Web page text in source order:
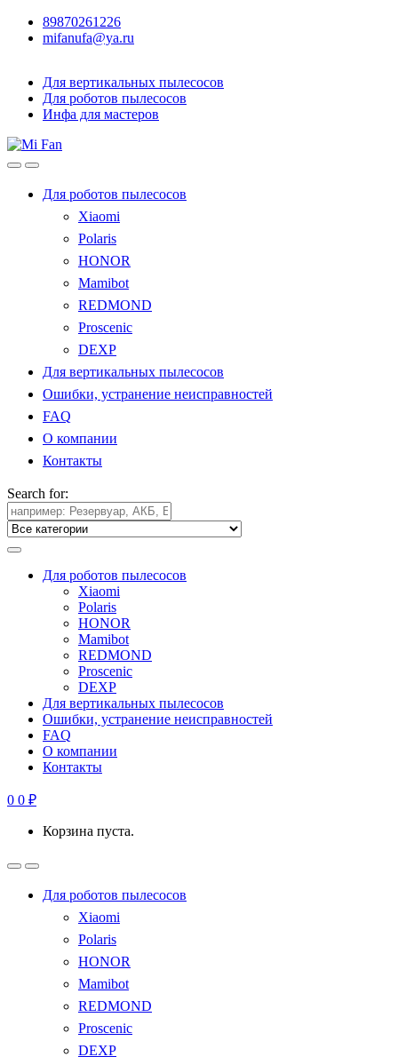
89870261226
mifanufa@ya.ru
Для вертикальных пылесосов
Для роботов пылесосов
Инфа для мастеров
Для роботов пылесосов
Xiaomi
Polaris
HONOR
Mamibot
REDMOND
Proscenic
DEXP
Для вертикальных пылесосов
Ошибки, устранение неисправностей
FAQ
О компании
Контакты
Search for:
Для роботов пылесосов
Xiaomi
Polaris
HONOR
Mamibot
REDMOND
Proscenic
DEXP
Для вертикальных пылесосов
Ошибки, устранение неисправностей
FAQ
О компании
Контакты
0 0 ₽
Корзина пуста.
Для роботов пылесосов
Xiaomi
Polaris
HONOR
Mamibot
REDMOND
Proscenic
DEXP